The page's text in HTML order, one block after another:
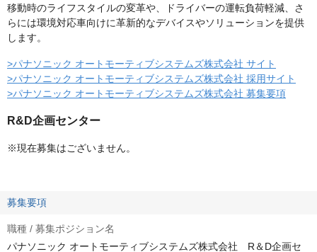
移動時のライフスタイルの変革や、ドライバーの運転負荷軽減、さ
らには環境対応車向けに革新的なデバイスやソリューションを提供
します。
>パナソニック オートモーティブシステムズ株式会社 サイト
>パナソニック オートモーティブシステムズ株式会社 採用サイト
>パナソニック オートモーティブシステムズ株式会社 募集要項
R&D企画センター
※現在募集はございません。
募集要項
職種 / 募集ポジション名
パナソニック オートモーティブシステムズ株式会社 R＆D企画セ